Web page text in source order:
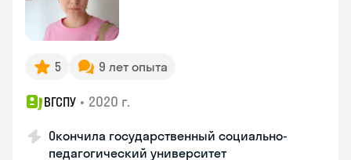
5 9 лет опыта
ВГСПУ • 2020 г.
Окончила государственный социально-
педагогический университет